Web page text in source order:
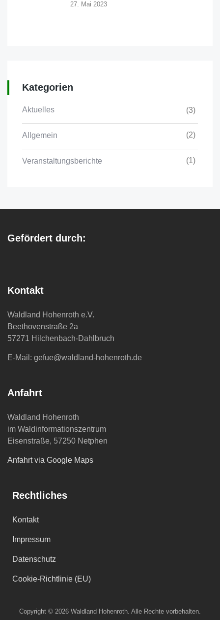
27. Mai 2023
Kategorien
Aktuelles (3)
Allgemein (2)
Veranstaltungsberichte (1)
Gefördert durch:
Kontakt
Waldland Hohenroth e.V.
Beethovenstraße 2a
57271 Hilchenbach-Dahlbruch
E-Mail: gefue@waldland-hohenroth.de
Anfahrt
Waldland Hohenroth
im Waldinformationszentrum
Eisenstraße, 57250 Netphen
Anfahrt via Google Maps
Rechtliches
Kontakt
Impressum
Datenschutz
Cookie-Richtlinie (EU)
Copyright © 2026 Waldland Hohenroth. Alle Rechte vorbehalten.